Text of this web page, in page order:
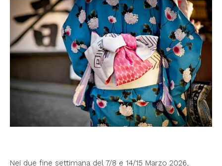
Nei due fine settimana del 7/8 e 14/15 Marzo 2026,